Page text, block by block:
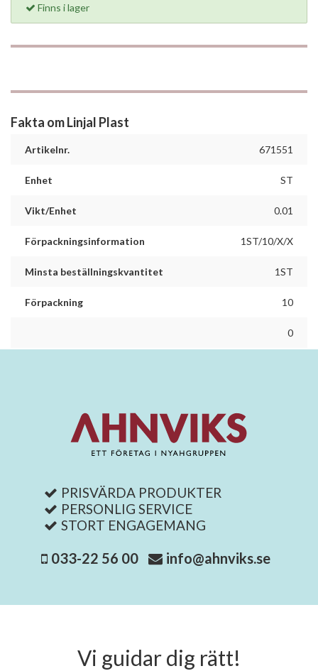
Finns i lager
Fakta om Linjal Plast
Artikelnr. 671551
Enhet ST
Vikt/Enhet 0.01
Förpackningsinformation 1ST/10/X/X
Minsta beställningskvantitet 1ST
Förpackning 10
0
PRISVÄRDA PRODUKTER
PERSONLIG SERVICE
STORT ENGAGEMANG
033-22 56 00 info@ahnviks.se
Vi guidar dig rätt!